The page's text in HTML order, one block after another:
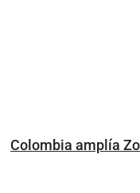
Colombia amplía